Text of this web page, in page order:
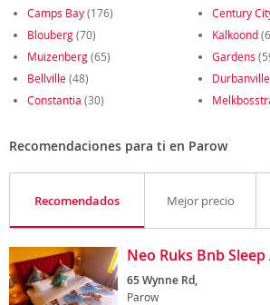
Camps Bay(176) Century
Blouberg(70) Kalkoond
Muizenberg(65) Gardens
Bellville(48) Durbanville
Constantia (30)
Recomendaciones para ti en Parow
Recomendados Mejor precio
Neo Ruks Bnb Sleep
65 Wynne Rd,
Parow